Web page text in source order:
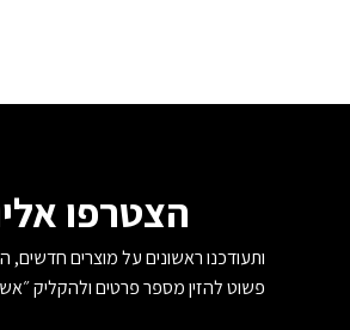
הצטרפו
ותעודכנו ראשונים על מוצרים חדשים,
פשוט להזין מספר פרטים ולהקליק